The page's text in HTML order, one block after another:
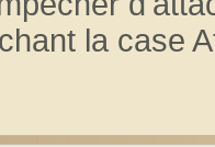
la case